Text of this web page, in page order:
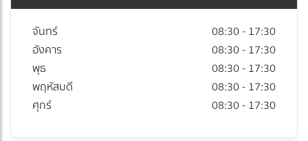
จันทร์
08:30 - 17:30
อังคาร
08:30 - 17:30
พุธ
08:30 - 17:30
พฤหัสบดี
08:30 - 17:30
ศุกร์
08:30 - 17:30